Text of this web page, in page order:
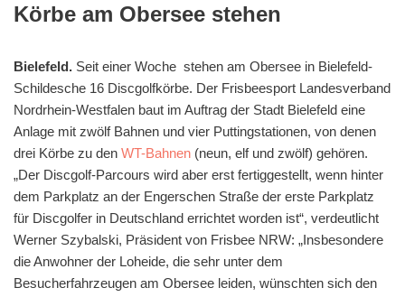
Körbe am Obersee stehen
Bielefeld. Seit einer Woche stehen am Obersee in Bielefeld-
Schildesche 16 Discgolfkörbe. Der Frisbeesport Landesverband
Nordrhein-Westfalen baut im Auftrag der Stadt Bielefeld eine
Anlage mit zwölf Bahnen und vier Puttingstationen, von denen
drei Körbe zu den WT-Bahnen (neun, elf und zwölf) gehören.
„Der Discgolf-Parcours wird aber erst fertiggestellt, wenn hinter
dem Parkplatz an der Engerschen Straße der erste Parkplatz
für Discgolfer in Deutschland errichtet worden ist“, verdeutlicht
Werner Szybalski, Präsident von Frisbee NRW: „Insbesondere
die Anwohner der Loheide, die sehr unter dem
Besucherfahrzeugen am Obersee leiden, wünschten sich den